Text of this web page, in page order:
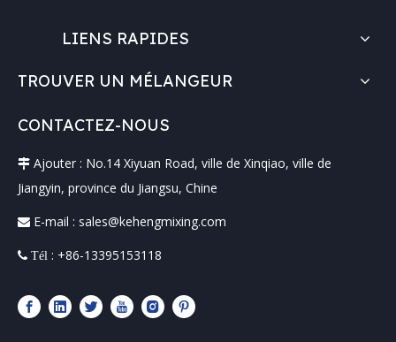
LIENS RAPIDES
TROUVER UN MÉLANGEUR
CONTACTEZ-NOUS
 Ajouter : No.14 Xiyuan Road, ville de Xinqiao, ville de
Jiangyin, province du Jiangsu, Chine
 E-mail : sales@kehengmixing.com
 Tél : +86-13395153118